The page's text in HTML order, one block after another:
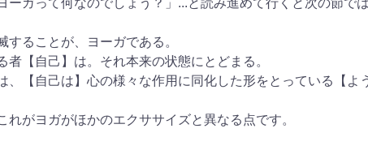
ーガって何なのでしょう？」...と読み進めて行くと次の節では
することが、ヨーガである。
者【自己】は。それ本来の状態にとどまる。
、【自己は】心の様々な作用に同化した形をとっている【よ
れがヨガがほかのエクササイズと異なる点です。